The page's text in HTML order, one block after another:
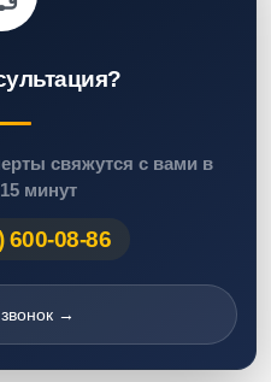
свяжутся с вами в
минут
600-08-86
→